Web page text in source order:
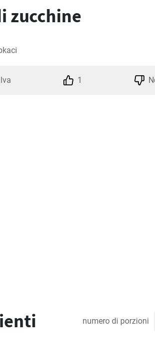
zucchine
1
numero di porzioni